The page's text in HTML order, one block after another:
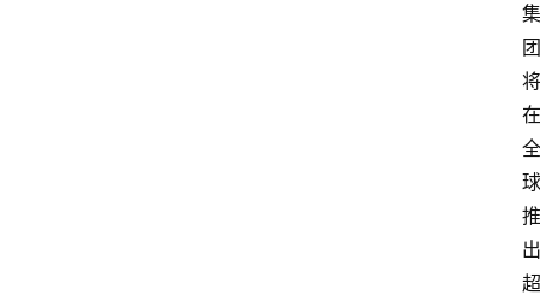
集
团
将
在
全
球
推
出
超